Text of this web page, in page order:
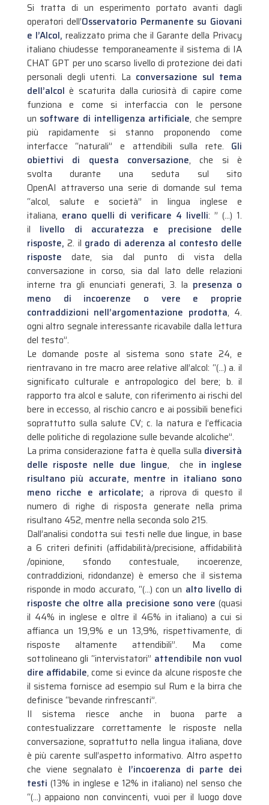
Si tratta di un esperimento portato avanti dagli
operatori dell’Osservatorio Permanente su Giovani
e l’Alcol, realizzato prima che il Garante della Privacy
italiano chiudesse temporaneamente il sistema di IA
CHAT GPT per uno scarso livello di protezione dei dati
personali degli utenti. La conversazione sul tema
dell’alcol è scaturita dalla curiosità di capire come
funziona e come si interfaccia con le persone
un software di intelligenza artificiale, che sempre
più rapidamente si stanno proponendo come
interfacce “naturali” e attendibili sulla rete. Gli
obiettivi di questa conversazione, che si è
svolta durante una seduta sul sito
OpenAI attraverso una serie di domande sul tema
“alcol, salute e società” in lingua inglese e
italiana, erano quelli di verificare 4 livelli: ” (…) 1.
il livello di accuratezza e precisione delle
risposte, 2. il grado di aderenza al contesto delle
risposte date, sia dal punto di vista della
conversazione in corso, sia dal lato delle relazioni
interne tra gli enunciati generati, 3. la presenza o
meno di incoerenze o vere e proprie
contraddizioni nell’argomentazione prodotta, 4.
ogni altro segnale interessante ricavabile dalla lettura
del testo”.
Le domande poste al sistema sono state 24, e
rientravano in tre macro aree relative all’alcol: “(…) a. il
significato culturale e antropologico del bere; b. il
rapporto tra alcol e salute, con riferimento ai rischi del
bere in eccesso, al rischio cancro e ai possibili benefici
soprattutto sulla salute CV; c. la natura e l’efficacia
delle politiche di regolazione sulle bevande alcoliche”.
La prima considerazione fatta è quella sulla diversità
delle risposte nelle due lingue, che in inglese
risultano più accurate, mentre in italiano sono
meno ricche e articolate; a riprova di questo il
numero di righe di risposta generate nella prima
risultano 452, mentre nella seconda solo 215.
Dall’analisi condotta sui testi nelle due lingue, in base
a 6 criteri definiti (affidabilità/precisione, affidabilità
/opinione, sfondo contestuale, incoerenze,
contraddizioni, ridondanze) è emerso che il sistema
risponde in modo accurato, “(…) con un alto livello di
risposte che oltre alla precisione sono vere (quasi
il 44% in inglese e oltre il 46% in italiano) a cui si
affianca un 19,9% e un 13,9%, rispettivamente, di
risposte altamente attendibili”. Ma come
sottolineano gli “intervistatori” attendibile non vuol
dire affidabile, come si evince da alcune risposte che
il sistema fornisce ad esempio sul Rum e la birra che
definisce “bevande rinfrescanti”.
Il sistema riesce anche in buona parte a
contestualizzare correttamente le risposte nella
conversazione, soprattutto nella lingua italiana, dove
è più carente sull’aspetto informativo. Altro aspetto
che viene segnalato è l’incoerenza di parte dei
testi (13% in inglese e 12% in italiano) nel senso che
“(…) appaiono non convincenti, vuoi per il luogo dove